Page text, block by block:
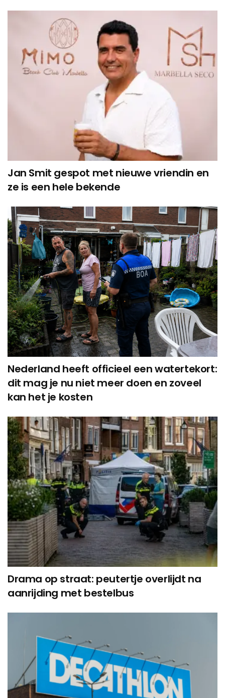
Jan Smit gespot met nieuwe vriendin en
ze is een hele bekende
Nederland heeft officieel een watertekort:
dit mag je nu niet meer doen en zoveel
kan het je kosten
Drama op straat: peutertje overlijdt na
aanrijding met bestelbus